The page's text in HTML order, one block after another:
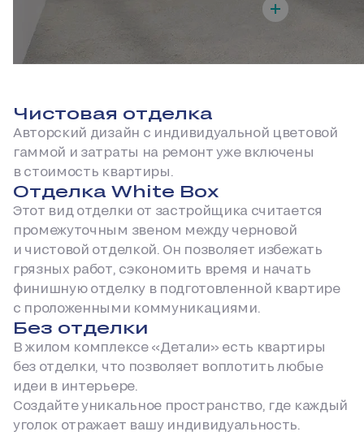
Чистовая отделка
Авторский дизайн с индивидуальной цветовой
гаммой и затраты на ремонт уже включены
в стоимость квартиры.
Отделка White Box
Этот вид отделки от застройщика считается
промежуточным звеном между черновой
и чистовой отделкой. Он позволяет избежать
грязных работ, сэкономить время и начать
финишную отделку в подготовленной квартире
с проложенными коммуникациями.
Без отделки
В жилом комплексе «Детали» есть квартиры
без отделки, что позволяет воплотить любые
идеи в интерьере.
Создайте уникальное пространство, где каждый
уголок отражает вашу индивидуальность.